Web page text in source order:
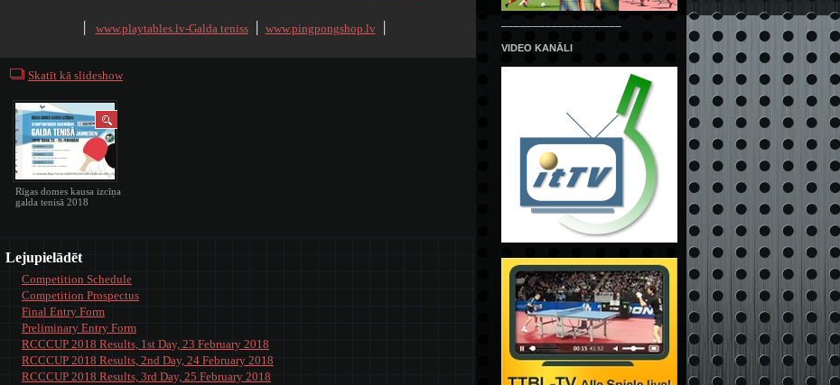
www.playtables.lv-Galda teniss www.pingpongshop.lv
Skatīt kā slideshow
Rīgas domes kausa izcīņa
galda tenisā 2018
Lejupielādēt
Competition Schedule
Competition Prospectus
Final Entry Form
Preliminary Entry Form
RCCCUP 2018 Results, 1st Day, 23 February 2018
RCCCUP 2018 Results, 2nd Day, 24 February 2018
RCCCUP 2018 Results, 3rd Day, 25 February 2018
VIDEO KANĀLI